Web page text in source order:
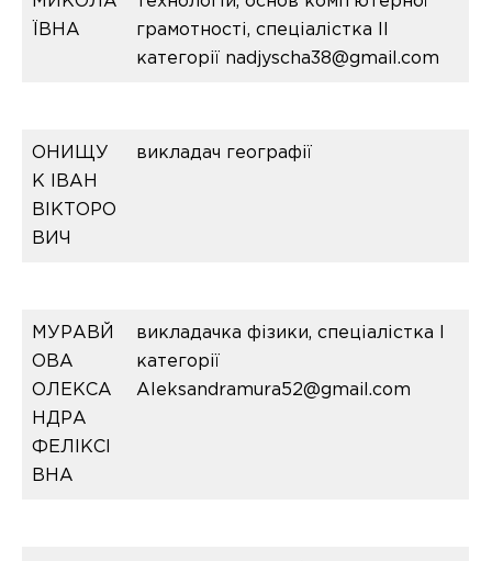
ЇВНА
грамотності, спеціалістка ІІ
категорії nadjyscha38@gmail.com
ОНИЩУ
К ІВАН
ВІКТОРО
ВИЧ
викладач географії
МУРАВЙ
ОВА
ОЛЕКСА
НДРА
ФЕЛІКСІ
ВНА
викладачка фізики, спеціалістка І
категорії
Aleksandramura52@gmail.com